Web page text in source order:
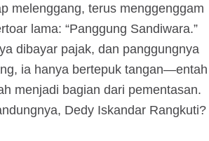
melenggang, terus menggenggam
lama: “Panggung Sandiwara.”
dibayar pajak, dan panggungnya
ia hanya bertepuk tangan—entah
menjadi bagian dari pementasan.
Dedy Iskandar Rangkuti?